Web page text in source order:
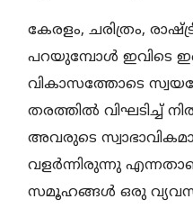
കേരളം, ചരിത്രം,
പറയുമ്പോൾ ഇവിടെ
വികാസത്തോടെ
തരത്തിൽ വിഘടിച്ച്
അവരുടെ
വളർന്നിരുന്നു
സമൂഹങ്ങൾ ഒരു